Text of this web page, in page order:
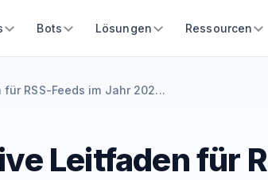
Bots Lösungen Ressourcen
RSS-Feeds im Jahr 202...
Leitfaden für